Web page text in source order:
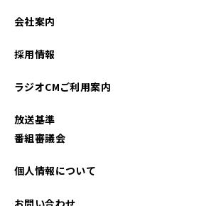
2024年03月
会社案内
採用情報
ラジオCMご利用案内
放送基準
番組審議会
個人情報について
お問い合わせ